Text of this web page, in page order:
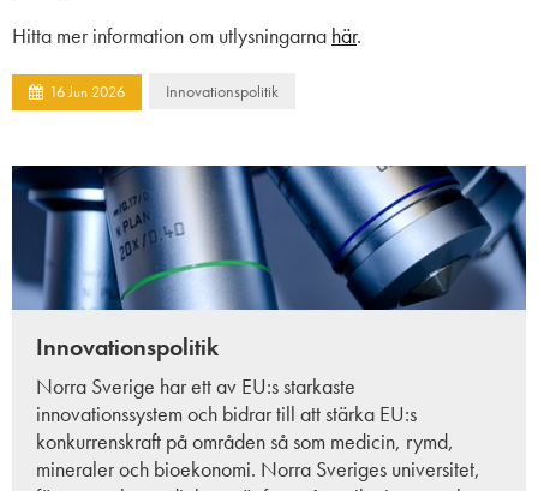
Hitta mer information om utlysningarna här.
16Jun 2026 Innovationspolitik
Innovationspolitik
Norra Sverige har ett av EU:s starkaste
innovationssystem och bidrar till att stärka EU:s
konkurrenskraft på områden så som medicin, rymd,
mineraler och bioekonomi. Norra Sveriges universitet,